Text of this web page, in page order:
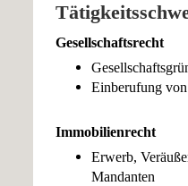
Gesellschaftsrecht
Einberufung
Immobilienrecht
Erwerb,
Mandanten